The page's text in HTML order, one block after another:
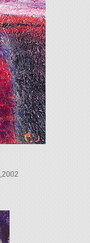
2002, טכניקה מעורבת על עץ, 90X63 ס"מ